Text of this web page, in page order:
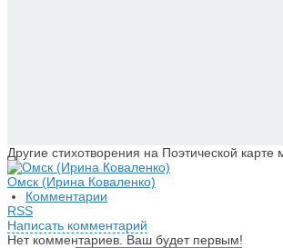
Другие стихотворения на Поэтической карте
Омск (Ирина Коваленко)
Комментарии
RSS
Написать комментарий
Нет комментариев. Ваш будет первым!